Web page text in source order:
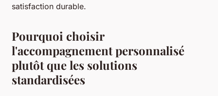
satisfaction durable.
Pourquoi choisir
l'accompagnement personnalisé
plutôt que les solutions
standardisées